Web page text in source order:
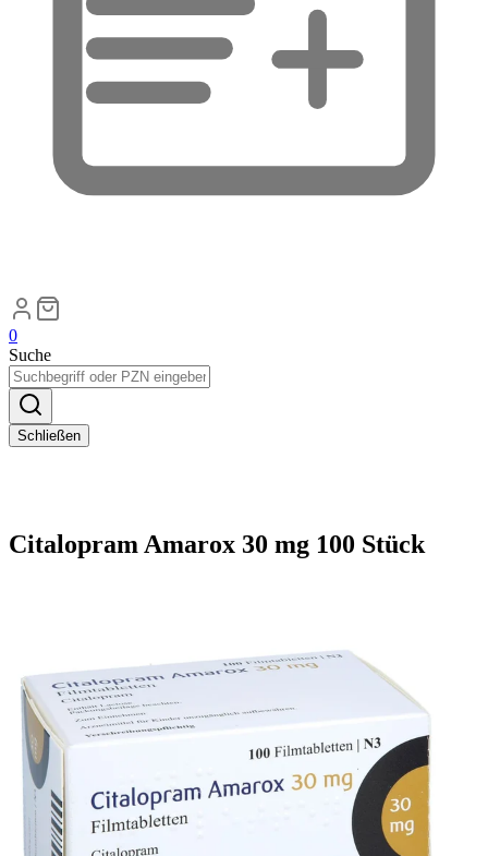
0
Suche
Schließen
Citalopram Amarox 30 mg 100 Stück